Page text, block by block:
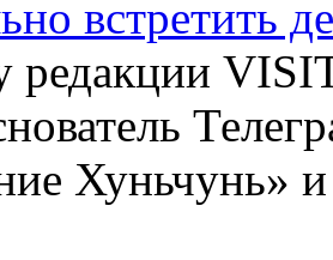
встретить
редакции
Хуньчунь»